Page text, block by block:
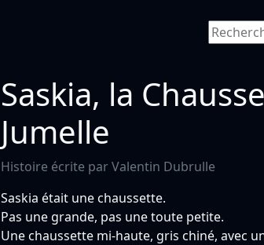
Saskia, la
Jumelle
Histoire écrite par Valentin Dubrulle
Saskia était une chaussette.
Pas une grande, pas une toute petite.
Une chaussette mi-haute, gris chiné, avec